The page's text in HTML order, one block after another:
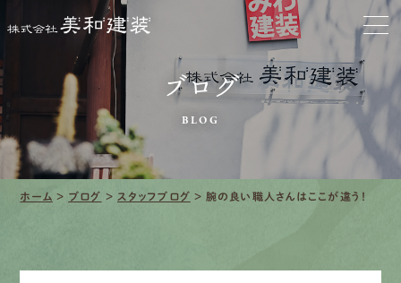
お家をきれいに
会社をきれいに
クリーニング
施工事例
ブログ
BLOG
ホーム > ブログ > スタッフブログ > 腕の良い職人さんはここが違う！